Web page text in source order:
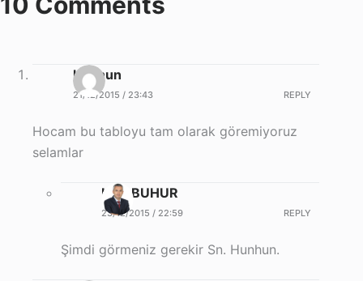
hunhun
21/12/2015 / 23:43 REPLY
Hocam bu tabloyu tam olarak göremiyoruz
selamlar
Halil BUHUR
23/12/2015 / 22:59 REPLY
Şimdi görmeniz gerekir Sn. Hunhun.